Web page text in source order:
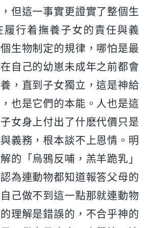
但這一事實更證實了整個生
履行着撫養子女的責任與義
生物制定的規律，哪怕是最
自己的幼崽未成年之前都會
，直到子女獨立，這是神給
也是它們的本能。人也是這
女身上付出了什麽代價只是
義務，根本談不上恩情。明
的「烏鴉反哺，羔羊跪乳」
為連動物都知道報答父母的
己做不到這一點那就連動物
理解是錯誤的，不合乎神的